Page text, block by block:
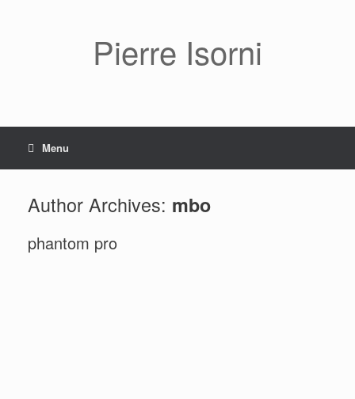
Pierre Isorni
Menu
Author Archives: mbo
phantom pro